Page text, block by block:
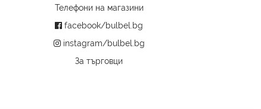
Телефони на магазини
facebook/bulbel.bg
instagram/bulbel.bg
За търговци